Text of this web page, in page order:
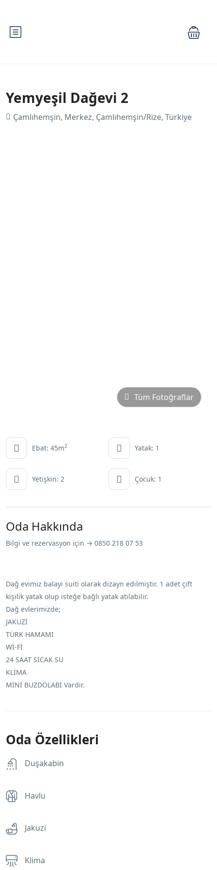
Yemyeşil Dağevi 2
Çamlıhemşin, Merkez, Çamlıhemşin/Rize, Türkiye
Tüm Fotoğraflar
Ebat: 45m2 Yatak: 1
Yetişkin: 2 Çocuk: 1
Oda Hakkında
Bilgi ve rezervasyon için → 0850 218 07 53
Dağ evimiz balayı suiti olarak dizayn edilmiştir. 1 adet çift
kişilik yatak olup isteğe bağlı yatak atılabilir.
Dağ evlerimizde;
JAKUZİ
TÜRK HAMAMI
Wİ-Fİ
24 SAAT SICAK SU
KLİMA
MİNİ BUZDOLABI Vardır.
Oda Özellikleri
Duşakabin
Havlu
Jakuzi
Klima